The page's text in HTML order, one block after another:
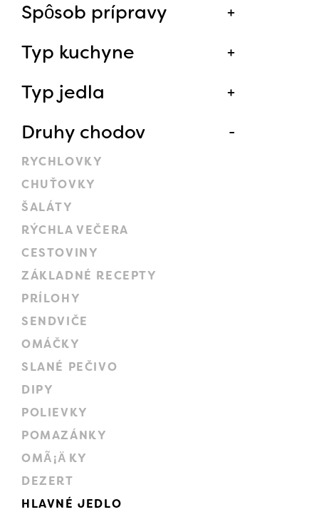
Spôsob prípravy
Typ kuchyne
Typ jedla
Druhy chodov
RYCHLOVKY
CHUŤOVKY
ŠALÁTY
RÝCHLA VEČERA
CESTOVINY
ZÁKLADNÉ RECEPTY
PRÍLOHY
SENDVIČE
OMÁČKY
SLANÉ PEČIVO
DIPY
POLIEVKY
POMAZÁNKY
OMÃ¡ÄKY
DEZERT
HLAVNÉ JEDLO